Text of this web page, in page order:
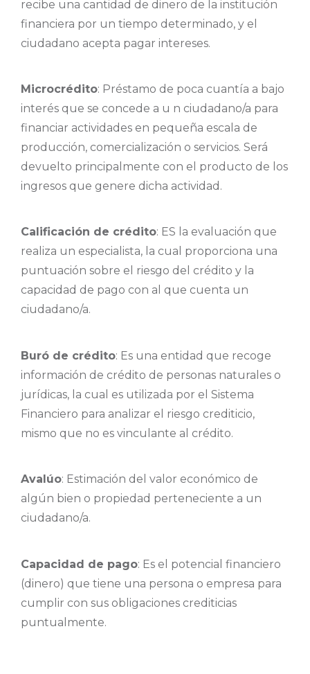
recibe una cantidad de dinero de la institución
financiera por un tiempo determinado, y el
ciudadano acepta pagar intereses.
Microcrédito: Préstamo de poca cuantía a bajo
interés que se concede a u n ciudadano/a para
financiar actividades en pequeña escala de
producción, comercialización o servicios. Será
devuelto principalmente con el producto de los
ingresos que genere dicha actividad.
Calificación de crédito: ES la evaluación que
realiza un especialista, la cual proporciona una
puntuación sobre el riesgo del crédito y la
capacidad de pago con al que cuenta un
ciudadano/a.
Buró de crédito: Es una entidad que recoge
información de crédito de personas naturales o
jurídicas, la cual es utilizada por el Sistema
Financiero para analizar el riesgo crediticio,
mismo que no es vinculante al crédito.
Avalúo: Estimación del valor económico de
algún bien o propiedad perteneciente a un
ciudadano/a.
Capacidad de pago: Es el potencial financiero
(dinero) que tiene una persona o empresa para
cumplir con sus obligaciones crediticias
puntualmente.